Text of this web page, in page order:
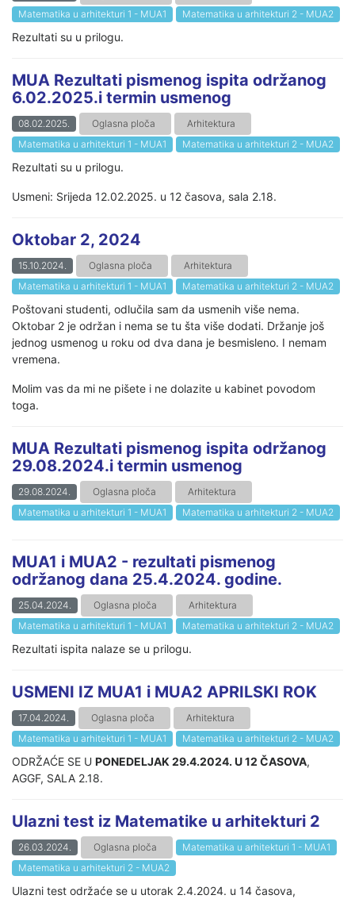
Matematika u arhitekturi 1 - MUA1
Matematika u arhitekturi 2 - MUA2
Rezultati su u prilogu.
MUA Rezultati pismenog ispita održanog
6.02.2025.i termin usmenog
08.02.2025. Oglasna ploča
Arhitektura
Matematika u arhitekturi 1 - MUA1
Matematika u arhitekturi 2 - MUA2
Rezultati su u prilogu.
Usmeni: Srijeda 12.02.2025. u 12 časova, sala 2.18.
Oktobar 2, 2024
15.10.2024. Oglasna ploča
Arhitektura
Matematika u arhitekturi 1 - MUA1
Matematika u arhitekturi 2 - MUA2
Poštovani studenti, odlučila sam da usmenih više nema.
Oktobar 2 je održan i nema se tu šta više dodati. Držanje još
jednog usmenog u roku od dva dana je besmisleno. I nemam
vremena.
Molim vas da mi ne pišete i ne dolazite u kabinet povodom
toga.
MUA Rezultati pismenog ispita održanog
29.08.2024.i termin usmenog
29.08.2024. Oglasna ploča
Arhitektura
Matematika u arhitekturi 1 - MUA1
Matematika u arhitekturi 2 - MUA2
MUA1 i MUA2 - rezultati pismenog
održanog dana 25.4.2024. godine.
25.04.2024. Oglasna ploča
Arhitektura
Matematika u arhitekturi 1 - MUA1
Matematika u arhitekturi 2 - MUA2
Rezultati ispita nalaze se u prilogu.
USMENI IZ MUA1 i MUA2 APRILSKI ROK
17.04.2024. Oglasna ploča
Arhitektura
Matematika u arhitekturi 1 - MUA1
Matematika u arhitekturi 2 - MUA2
ODRŽAĆE SE U PONEDELJAK 29.4.2024. U 12 ČASOVA,
AGGF, SALA 2.18.
Ulazni test iz Matematike u arhitekturi 2
26.03.2024. Oglasna ploča
Matematika u arhitekturi 1 - MUA1
Matematika u arhitekturi 2 - MUA2
Ulazni test održaće se u utorak 2.4.2024. u 14 časova,